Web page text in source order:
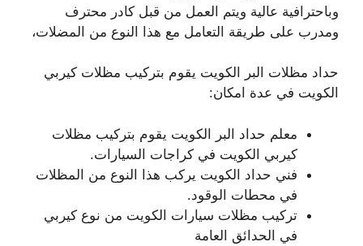
وباحترافية عالية ويتم العمل من قبل كادر محترف
ومدرب على طريقة التعامل مع هذا النوع من المضلات،
حداد مظلات البر الكويت يقوم بتركيب مظلات كيربي
الكويت في عدة امكان:
معلم حداد البر الكويت يقوم بتركيب مظلات
كيربي الكويت في كراجات السيارات.
فني حداد الكويت يركب هذا النوع من المظلات
في محطات الوقود.
تركيب مظلات سيارات الكويت من نوع كيربي
في الحدائق العامة